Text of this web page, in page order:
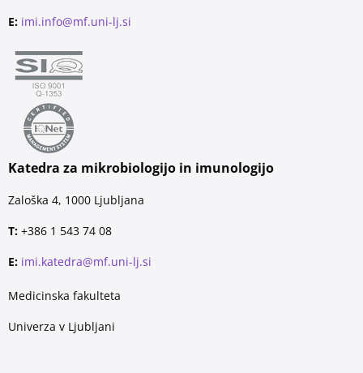
E: imi.info@mf.uni-lj.si
Katedra za mikrobiologijo in imunologijo
Zaloška 4, 1000 Ljubljana
T: +386 1 543 74 08
E: imi.katedra@mf.uni-lj.si
Medicinska fakulteta
Univerza v Ljubljani